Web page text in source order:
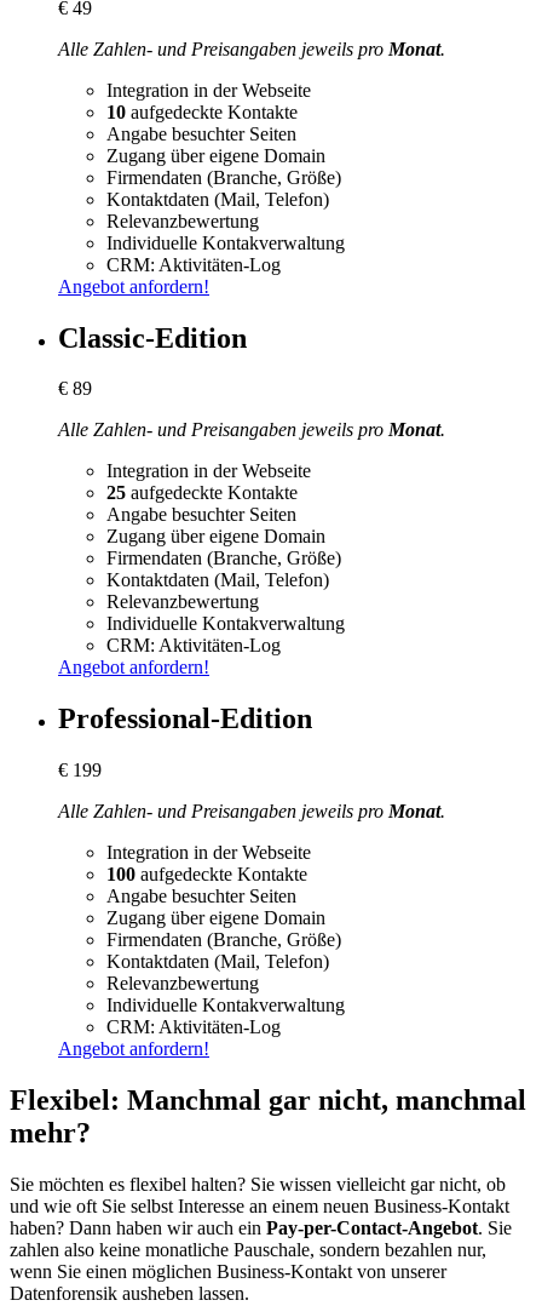
€ 49
Alle Zahlen- und Preisangaben jeweils pro Monat.
Integration in der Webseite
10 aufgedeckte Kontakte
Angabe besuchter Seiten
Zugang über eigene Domain
Firmendaten (Branche, Größe)
Kontaktdaten (Mail, Telefon)
Relevanzbewertung
Individuelle Kontakverwaltung
CRM: Aktivitäten-Log
Angebot anfordern!
Classic-Edition
€ 89
Alle Zahlen- und Preisangaben jeweils proMonat.
Integration in der Webseite
25 aufgedeckte Kontakte
Angabe besuchter Seiten
Zugang über eigene Domain
Firmendaten (Branche, Größe)
Kontaktdaten (Mail, Telefon)
Relevanzbewertung
Individuelle Kontakverwaltung
CRM: Aktivitäten-Log
Angebot anfordern!
Professional-Edition
€ 199
Alle Zahlen- und Preisangaben jeweils pro Monat.
Integration in der Webseite
100 aufgedeckte Kontakte
Angabe besuchter Seiten
Zugang über eigene Domain
Firmendaten (Branche, Größe)
Kontaktdaten (Mail, Telefon)
Relevanzbewertung
Individuelle Kontakverwaltung
CRM: Aktivitäten-Log
Angebot anfordern!
Flexibel: Manchmal gar nicht, manchmal
mehr?
Sie möchten es flexibel halten? Sie wissen vielleicht gar nicht, ob
und wie oft Sie selbst Interesse an einem neuen Business-Kontakt
haben? Dann haben wir auch ein Pay-per-Contact-Angebot. Sie
zahlen also keine monatliche Pauschale, sondern bezahlen nur,
wenn Sie einen möglichen Business-Kontakt von unserer
Datenforensik ausheben lassen.